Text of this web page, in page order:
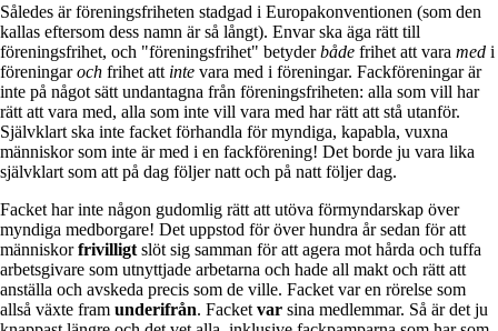
Således är föreningsfriheten stadgad i Europakonventionen (som den
kallas eftersom dess namn är så långt). Envar ska äga rätt till
föreningsfrihet, och "föreningsfrihet" betyderbåde frihet att vara med i
föreningaroch frihet att inte vara med i föreningar. Fackföreningar är
inte på något sätt undantagna från föreningsfriheten: alla som vill har
rätt att vara med, alla som inte vill vara med har rätt att stå utanför.
Självklart ska inte facket förhandla för myndiga, kapabla, vuxna
människor som inte är med i en fackförening! Det borde ju vara lika
självklart som att på dag följer natt och på natt följer dag.
Facket har inte någon gudomlig rätt att utöva förmyndarskap över
myndiga medborgare! Det uppstod för över hundra år sedan för att
människorfrivilligt slöt sig samman för att agera mot hårda och tuffa
arbetsgivare som utnyttjade arbetarna och hade all makt och rätt att
anställa och avskeda precis som de ville. Facket var en rörelse som
allså växte fram underifrån. Facket var sina medlemmar. Så är det ju